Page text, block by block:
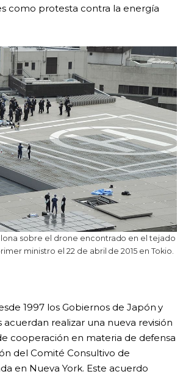
como protesta contra la energía
sobre el drone encontrado en el tejado
ministro el 22 de abril de 2015 en Tokio.
1997 los Gobiernos de Japón y
acuerdan realizar una nueva revisión
cooperación en materia de defensa
del Comité Consultivo de
en Nueva York. Este acuerdo